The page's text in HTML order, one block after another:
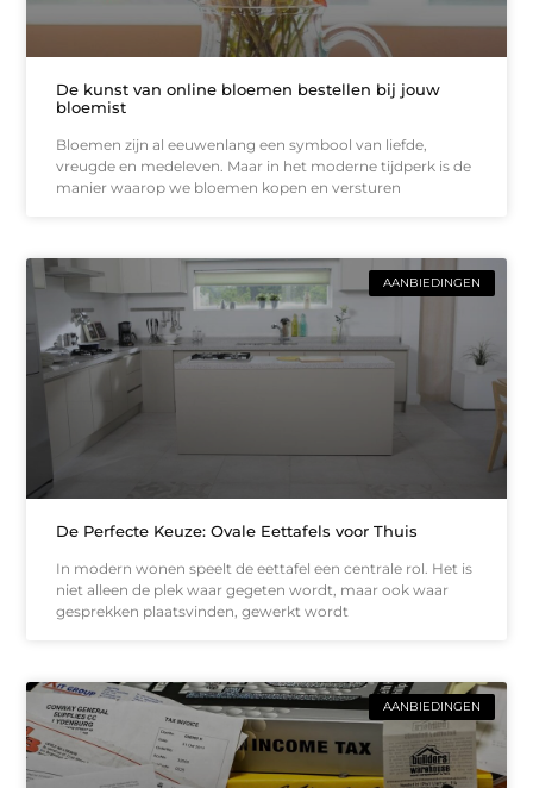
De kunst van online bloemen bestellen bij jouw
bloemist
Bloemen zijn al eeuwenlang een symbool van liefde,
vreugde en medeleven. Maar in het moderne tijdperk is de
manier waarop we bloemen kopen en versturen
AANBIEDINGEN
De Perfecte Keuze: Ovale Eettafels voor Thuis
In modern wonen speelt de eettafel een centrale rol. Het is
niet alleen de plek waar gegeten wordt, maar ook waar
gesprekken plaatsvinden, gewerkt wordt
AANBIEDINGEN